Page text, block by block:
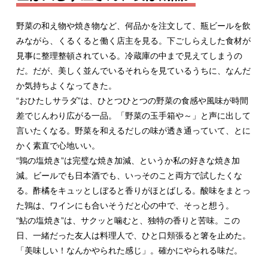
野菜の和え物や焼き物など、何品かを注文して、瓶ビールを飲
みながら、くるくると働く店主を見る。下ごしらえした食材が
見事に整理整頓されている。冷蔵庫の中まで見えてしまうの
だ。だが、美しく並んでいるそれらを見ているうちに、なんだ
か気持ちよくなってきた。
“おひたしサラダ”は、ひとつひとつの野菜の食感や風味が時間
差でじんわり広がる一品。「野菜の玉手箱や～」と声に出して
言いたくなる。野菜を和えるだしの味が透き通っていて、とに
かく素直で心地いい。
“鶉の塩焼き”は完璧な焼き加減、というか私の好きな焼き加
減。ビールでも日本酒でも、いっそのこと両方で試したくな
る。酢橘をキュッとしぼると香りがほとばしる。酸味をまとっ
た鶉は、ワインにも合いそうだと心の中で、そっと想う。
“鮎の塩焼き”は、サクッと噛むと、独特の香りと苦味。この
日、一緒だった友人は料理人で、ひと口頬張ると箸を止めた。
「美味しい！なんかやられた感じ」。確かにやられる味だ。